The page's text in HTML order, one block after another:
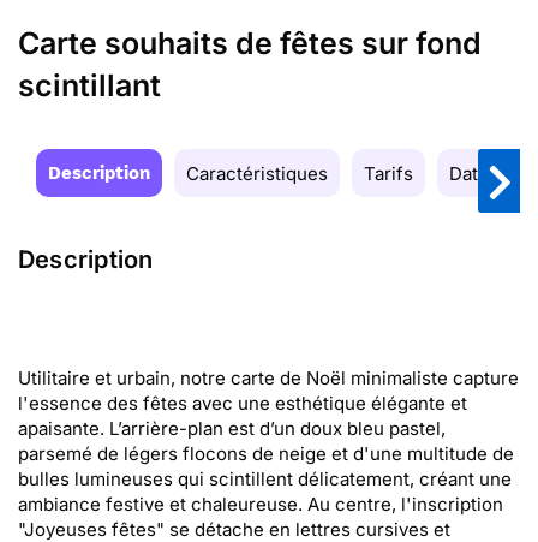
Carte souhaits de fêtes sur fond
scintillant
Description Caractéristiques Tarifs Date de
Description
Utilitaire et urbain, notre carte de Noël minimaliste capture
l'essence des fêtes avec une esthétique élégante et
apaisante. L’arrière-plan est d’un doux bleu pastel,
parsemé de légers flocons de neige et d'une multitude de
bulles lumineuses qui scintillent délicatement, créant une
ambiance festive et chaleureuse. Au centre, l'inscription
"Joyeuses fêtes" se détache en lettres cursives et